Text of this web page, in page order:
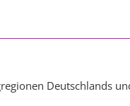
Deutschlands